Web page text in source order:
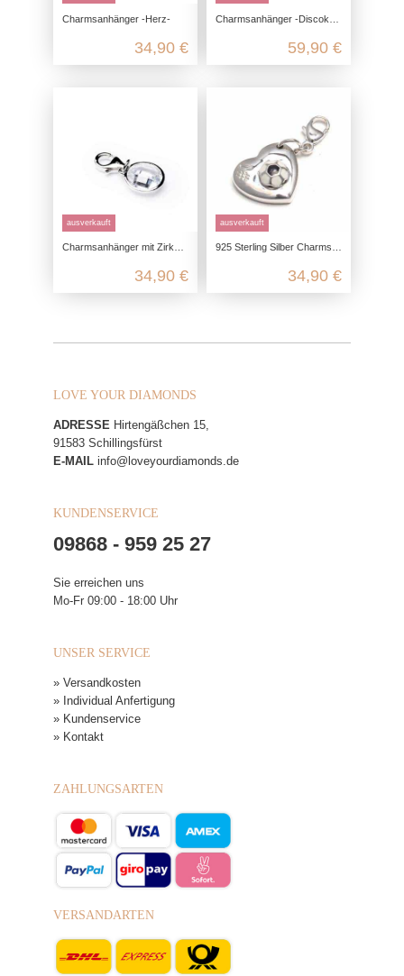
Charmsanhänger -Herz-
34,90 €
Charmsanhänger -Discokugel-
59,90 €
ausverkauft
Charmsanhänger mit Zirkonia-Stein -rund-
34,90 €
ausverkauft
925 Sterling Silber Charms Anhänger für Fußballfrauen
34,90 €
LOVE YOUR DIAMONDS
ADRESSE Hirtengäßchen 15,
91583 Schillingsfürst
E-MAIL info@loveyourdiamonds.de
KUNDENSERVICE
09868 - 959 25 27
Sie erreichen uns
Mo-Fr 09:00 - 18:00 Uhr
UNSER SERVICE
» Versandkosten
» Individual Anfertigung
» Kundenservice
» Kontakt
ZAHLUNGSARTEN
VERSANDARTEN